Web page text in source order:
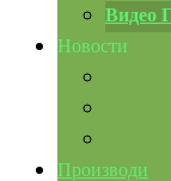
Видео
Новости
Производи